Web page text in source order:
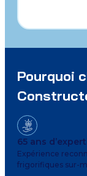
Pourquoi
65 ans
Expérience
frigorifiques sur-